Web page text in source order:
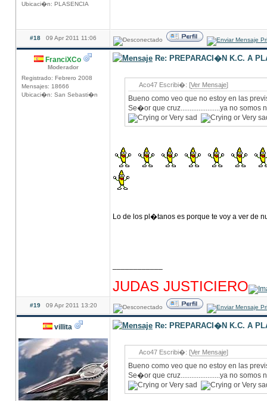
Ubicaci�n: PLASENCIA
#18 09 Apr 2011 11:06
FranciXCo
Moderador
Registrado: Febrero 2008
Mensajes: 18666
Ubicaci�n: San Sebasti�n
Re: PREPARACI�N K.C. A
Aco47 Escribi�: [Ver Mensaje]
Bueno como veo que no estoy en las
Se�or que cruz......................ya no somos
Lo de los pl�tanos es porque te voy a ver de
JUDAS JUSTICIERO
#19 09 Apr 2011 13:20
villita Re: PREPARACI�N K.C. A
Aco47 Escribi�: [Ver Mensaje]
Bueno como veo que no estoy en las
Se�or que cruz......................ya no somos